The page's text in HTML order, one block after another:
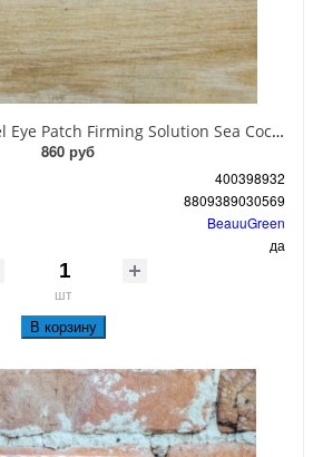
BeauuGreen Hydrogel Eye Patch Firming Solution Sea Cocumber & Black Гидрогелевые патчи для кожи вокруг глаз с экстрактом черного морского огурца 60 шт 90 гр
860 руб
400398932
8809389030569
BeauuGreen
да
шт
В корзину